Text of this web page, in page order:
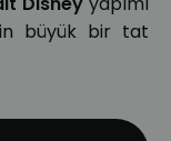
büyük bir tat